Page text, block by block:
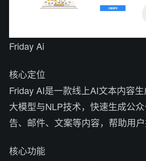
Friday Ai
核心定位
Friday AI是一款线上AI文本内容
大模型与NLP技术，快速生成公
告、邮件、文案等内容，帮助用
核心功能